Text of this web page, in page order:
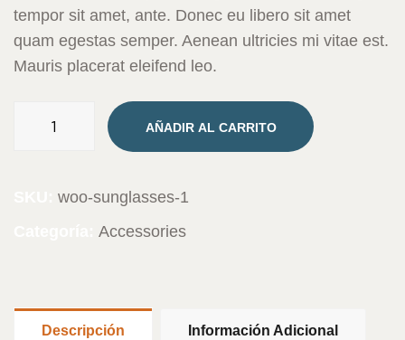
tempor sit amet, ante. Donec eu libero sit amet
quam egestas semper. Aenean ultricies mi vitae est.
Mauris placerat eleifend leo.
AÑADIR AL CARRITO
woo-sunglasses-1
Accessories
Descripción Información Adicional